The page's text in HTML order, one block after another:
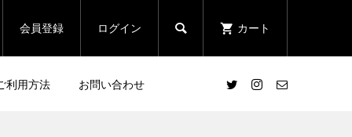
会員登録 ログイン  カート
利用方法 お問い合わせ